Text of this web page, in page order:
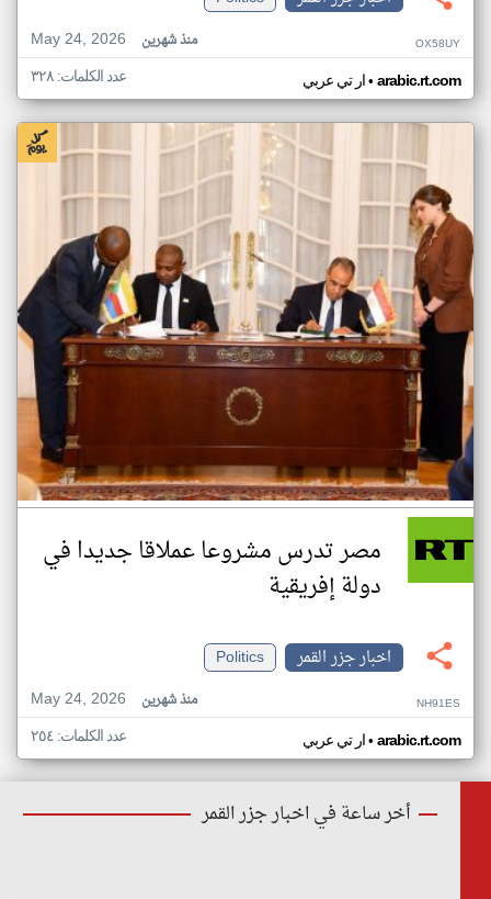
May 24, 2026
منذ شهرين OX58UY
ار تي عربي• arabic.rt.com عدد الكلمات: ٣٢٨
مصر تدرس مشروعا عملاقا جديدا في
دولة إفريقية
اخبار جزر القمر
Politics
May 24, 2026
منذ شهرين NH91ES
ار تي عربي• arabic.rt.com عدد الكلمات: ٢٥٤
أخر ساعة في اخبار جزر القمر